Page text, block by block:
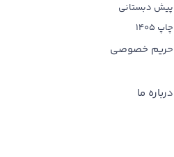
پیش دبستانی
چاپ 1405
حریم خصوصی
درباره ما